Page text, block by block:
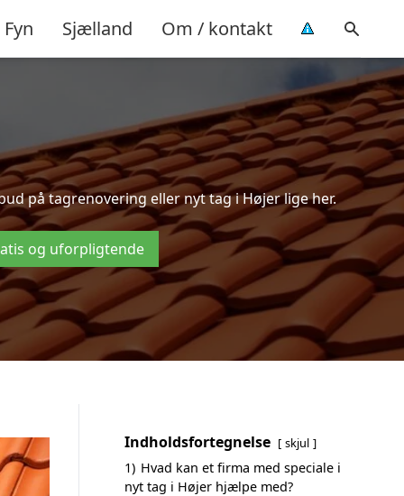
Fyn Sjælland Om / kontakt
på tagrenovering eller nyt tag i Højer lige her.
og uforpligtende
Indholdsfortegnelse skjul
1) Hvad kan et firma med speciale i
nyt tag i Højer hjælpe med?